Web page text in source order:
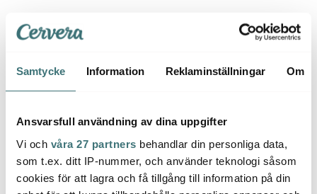
Samtycke Information Reklaminställningar Om
Ansvarsfull användning av dina uppgifter
Vi och våra 27 partners behandlar din personliga data,
som t.ex. ditt IP-nummer, och använder teknologi såsom
cookies för att lagra och få tillgång till information på din
Du kanske också gillar